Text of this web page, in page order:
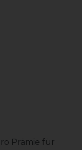
Prämie für